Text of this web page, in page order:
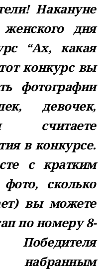
Накануне
дня
“Ах, какая
конкурс вы
фотографии
девочек,
в конкурсе.
с кратким
сколько
вы можете
по номеру 8-
Победителя
набранным